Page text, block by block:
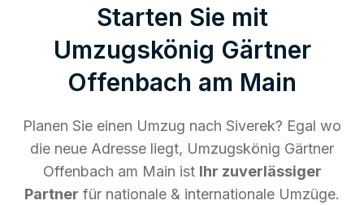
Starten Sie mit
Umzugskönig Gärtner
Offenbach am Main
Planen Sie einen Umzug nach Siverek? Egal wo
die neue Adresse liegt, Umzugskönig Gärtner
Offenbach am Main ist Ihr zuverlässiger
Partner für nationale & internationale Umzüge.